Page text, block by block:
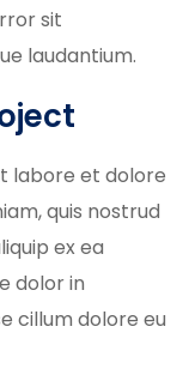
sit
laudantium.
labore et dolore
quis nostrud
ex ea
dolor in
cillum dolore eu